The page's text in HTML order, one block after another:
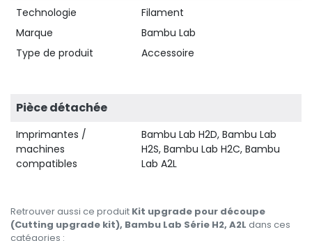
Technologie
Filament
Marque
Bambu Lab
Type de produit
Accessoire
Pièce détachée
Imprimantes /
machines
compatibles
Bambu Lab H2D, Bambu Lab
H2S, Bambu Lab H2C, Bambu
Lab A2L
Retrouver aussi ce produit Kit upgrade pour découpe
(Cutting upgrade kit), Bambu Lab Série H2, A2L dans ces
catégories :